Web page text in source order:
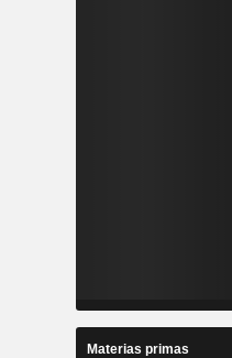
Materias primas